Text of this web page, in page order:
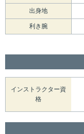
出身地
利き腕
インストラクター資
格